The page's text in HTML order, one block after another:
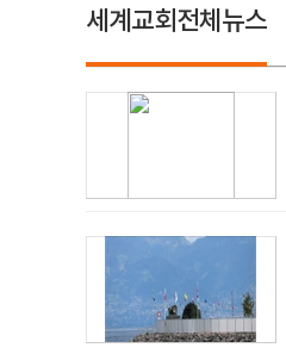
세계교회전체뉴스